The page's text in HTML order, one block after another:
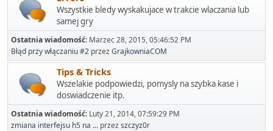
Wszystkie bledy wyskakujace w trakcie wlaczania lub
samej gry
Ostatnia wiadomość: Marzec 28, 2015, 05:46:52 PM
Błąd przy włączaniu #2 przezGrajkowniaCOM
Tips & Tricks
Wszelakie podpowiedzi, pomysly na szybka kase i
doswiadczenie itp.
Ostatnia wiadomość: Luty 21, 2014, 07:59:29 PM
zmiana interfejsu h5 na ... przezszczyz0r